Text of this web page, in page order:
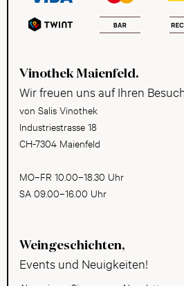
Vinothek Maienfeld.
Wir freuen uns auf Ihren
von Salis Vinothek
Industriestrasse 18
CH-7304 Maienfeld
MO–FR 10.00–18.30 Uhr
SA 09.00–16.00 Uhr
Weingeschichten,
Events und Neuigkeiten!